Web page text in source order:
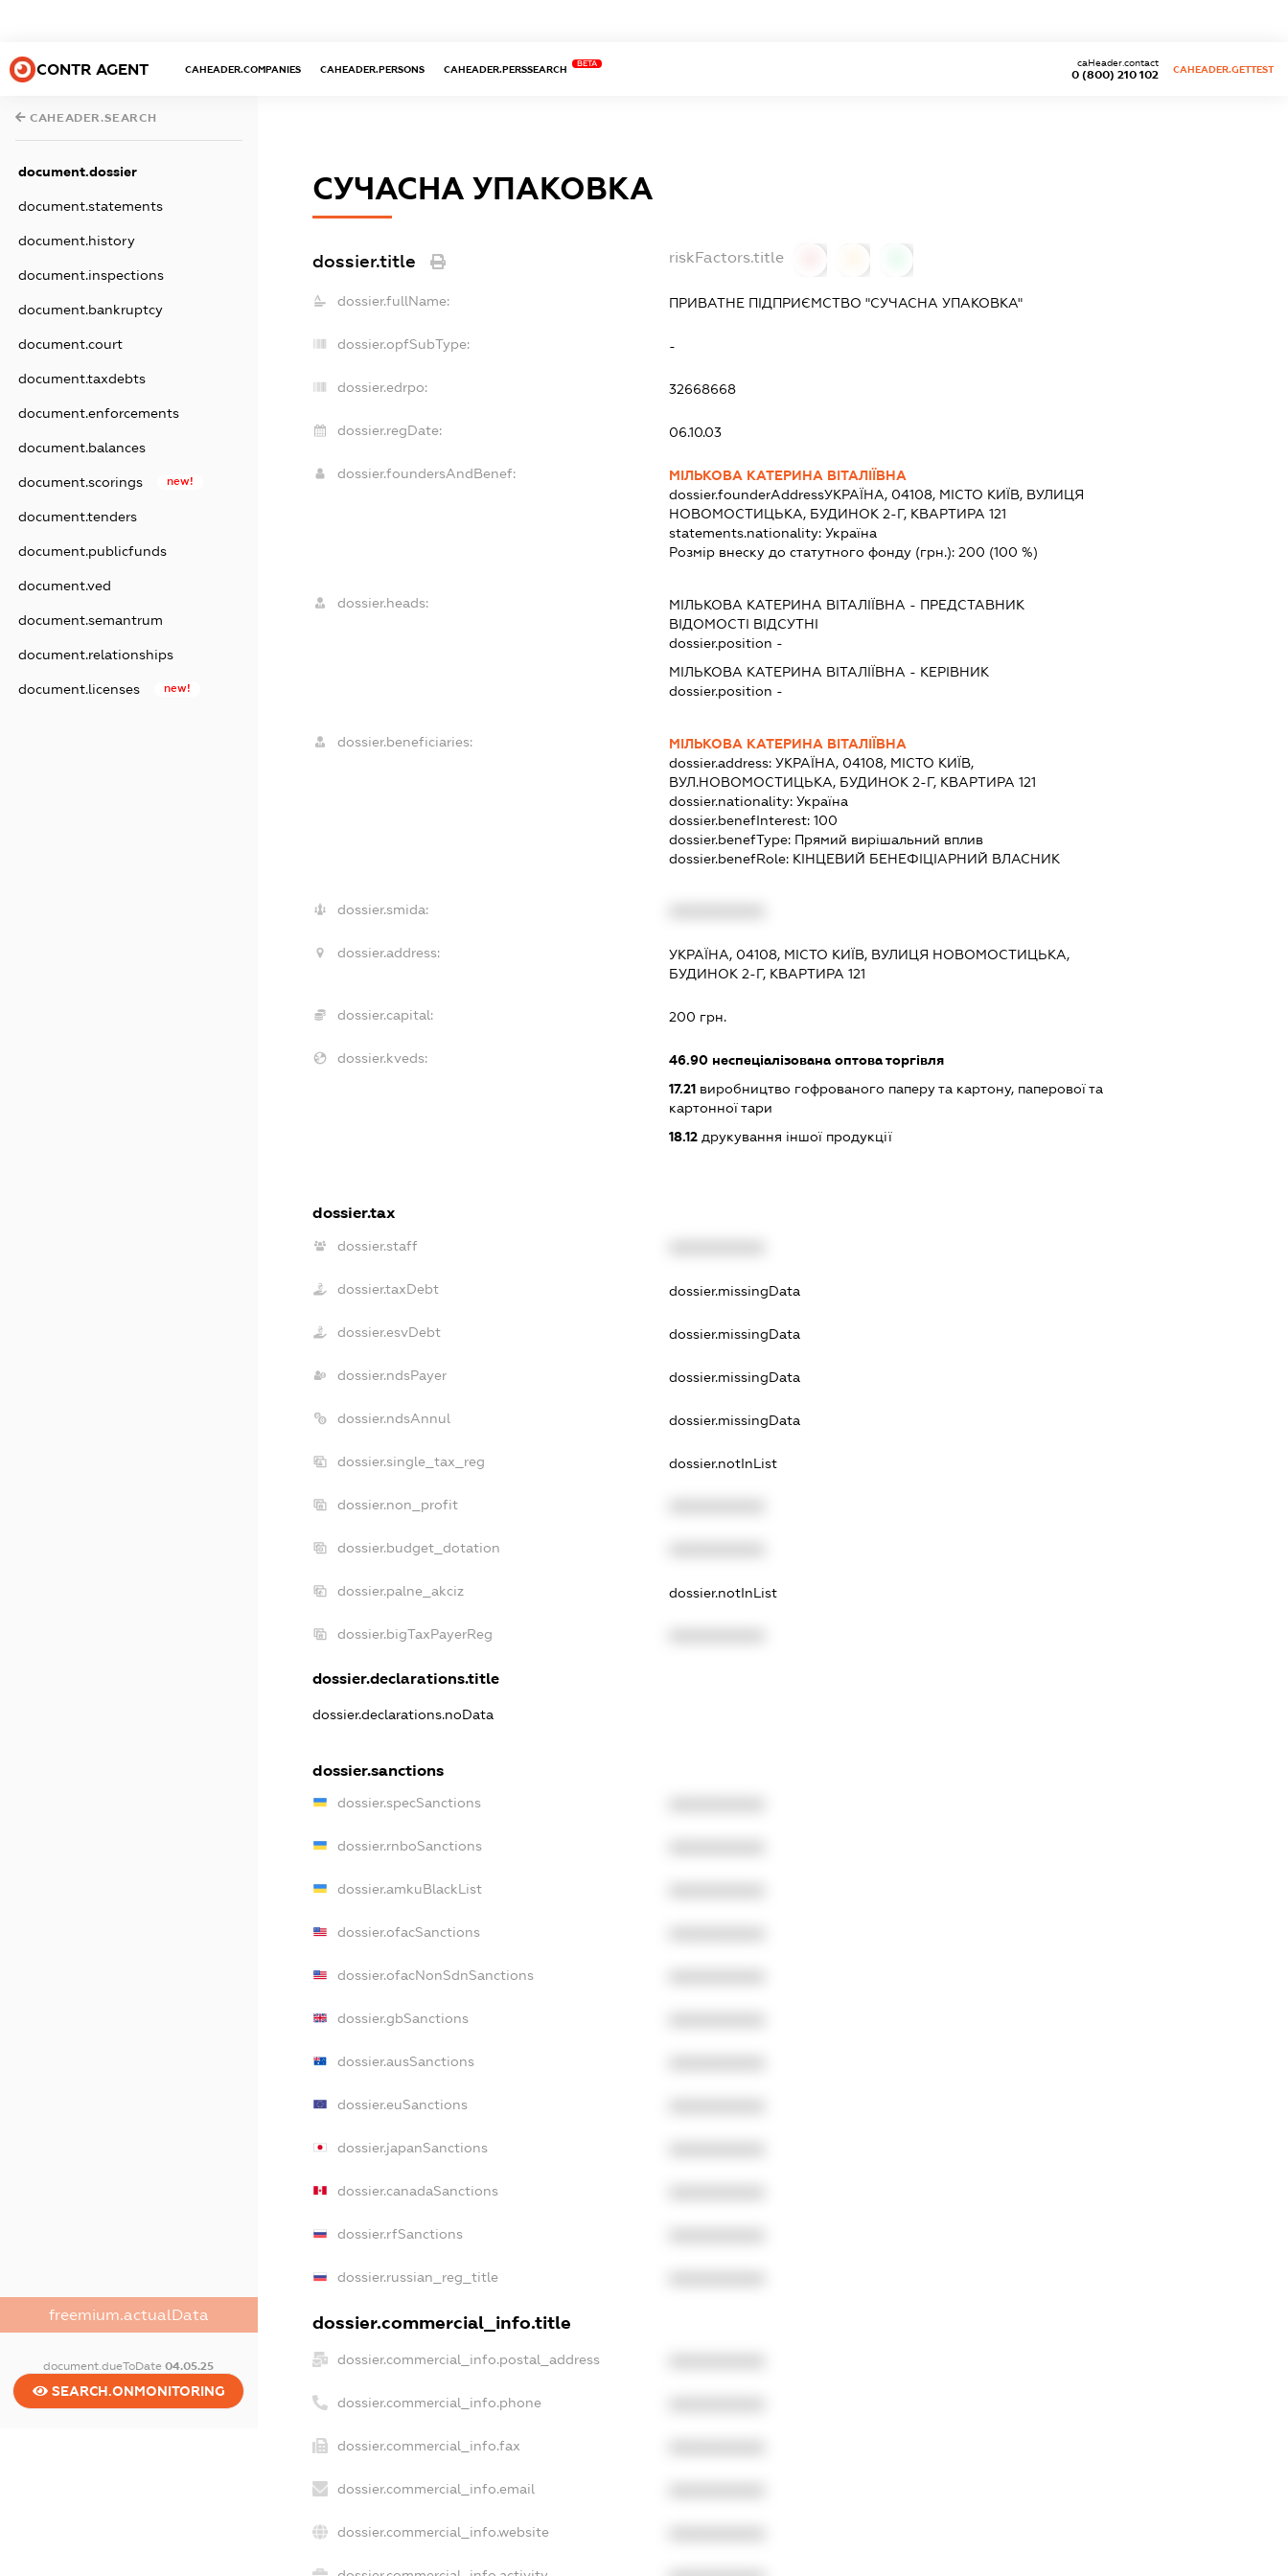
CONTR AGENT CAHEADER.COMPANIES CAHEADER.PERSONS CAHEADER.PERSSEARCH
BETA
0 (800) 210 102
caHeader.contact
CAHEADER.GETTEST
CAHEADER.SEARCH
document.dossier
document.statements
document.history
document.inspections
document.bankruptcy
document.court
document.taxdebts
document.enforcements
document.balances
document.scorings new!
document.tenders
document.publicfunds
document.ved
document.semantrum
document.relationships
document.licenses new!
freemium.actualData
document.dueToDate04.05.25
SEARCH.ONMONITORING
СУЧАСНА УПАКОВКА
dossier.title riskFactors.title
dossier.fullName: ПРИВАТНЕ ПІДПРИЄМСТВО "СУЧАСНА УПАКОВКА"
dossier.opfSubType: -
dossier.edrpo: 32668668
dossier.regDate: 06.10.03
dossier.foundersAndBenef:
МІЛЬКОВА КАТЕРИНА ВІТАЛІЇВНА
dossier.founderAddressУКРАЇНА, 04108, МІСТО КИЇВ, ВУЛИЦЯ
НОВОМОСТИЦЬКА, БУДИНОК 2-Г, КВАРТИРА 121
statements.nationality: Україна
Розмір внеску до статутного фонду (грн.): 200 (100 %)
dossier.heads: МІЛЬКОВА КАТЕРИНА ВІТАЛІЇВНА - ПРЕДСТАВНИК
ВІДОМОСТІ ВІДСУТНІ
dossier.position -
МІЛЬКОВА КАТЕРИНА ВІТАЛІЇВНА - КЕРІВНИК
dossier.position -
dossier.beneficiaries:
МІЛЬКОВА КАТЕРИНА ВІТАЛІЇВНА
dossier.address: УКРАЇНА, 04108, МІСТО КИЇВ,
ВУЛ.НОВОМОСТИЦЬКА, БУДИНОК 2-Г, КВАРТИРА 121
dossier.nationality: Україна
dossier.benefInterest: 100
dossier.benefType: Прямий вирішальний вплив
dossier.benefRole: КІНЦЕВИЙ БЕНЕФІЦІАРНИЙ ВЛАСНИК
dossier.smida:
dossier.address:
УКРАЇНА, 04108, МІСТО КИЇВ, ВУЛИЦЯ НОВОМОСТИЦЬКА,
БУДИНОК 2-Г, КВАРТИРА 121
dossier.capital: 200 грн.
dossier.kveds: 46.90неспеціалізована оптова торгівля
17.21виробництво гофрованого паперу та картону, паперової та
картонної тари
18.12друкування іншої продукції
dossier.tax
dossier.staff
dossier.taxDebt dossier.missingData
dossier.esvDebt dossier.missingData
dossier.ndsPayer dossier.missingData
dossier.ndsAnnul dossier.missingData
dossier.single_tax_reg dossier.notInList
dossier.non_profit
dossier.budget_dotation
dossier.palne_akciz dossier.notInList
dossier.bigTaxPayerReg
dossier.declarations.title
dossier.declarations.noData
dossier.sanctions
dossier.specSanctions
dossier.rnboSanctions
dossier.amkuBlackList
dossier.ofacSanctions
dossier.ofacNonSdnSanctions
dossier.gbSanctions
dossier.ausSanctions
dossier.euSanctions
dossier.japanSanctions
dossier.canadaSanctions
dossier.rfSanctions
dossier.russian_reg_title
dossier.commercial_info.title
dossier.commercial_info.postal_address
dossier.commercial_info.phone
dossier.commercial_info.fax
dossier.commercial_info.email
dossier.commercial_info.website